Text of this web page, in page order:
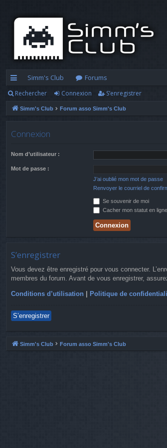
cc
ès
Simm's Club
Forums
Rechercher Connexion S’enregistrer
Simm's Club Forum asso Simm's Club
Connexion
Nom d’utilisateur :
Mot de passe :
J’ai oublié mon mot de passe
Renvoyer le courriel de
Se souvenir de moi
Cacher mon statut en
S’enregistrer
Vous devez être enregistré pour vous connecter.
membres du forum. Avant de vous enregistrer,
Conditions d’utilisation | Politique de
S’enregistrer
Simm's Club Forum asso Simm's Club